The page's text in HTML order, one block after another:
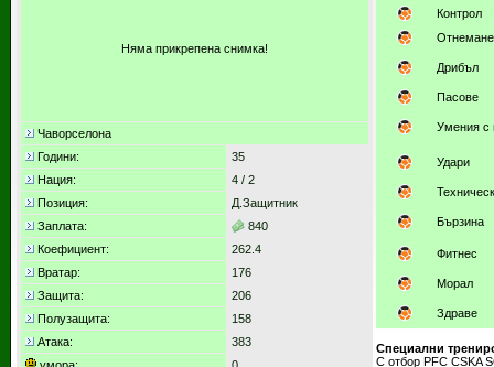
Няма прикрепена снимка!
Чаворселона
Години:
35
Нация:
4 / 2
Позиция:
Д.Защитник
Заплата:
840
Коефициент:
262.4
Вратар:
176
Защита:
206
Полузащита:
158
Атака:
383
Контрол
Дрибъл
Пасове
Умения с
Удари
Бързина
Фитнес
Морал
Здраве
Специални
С отбор PFC CSKA